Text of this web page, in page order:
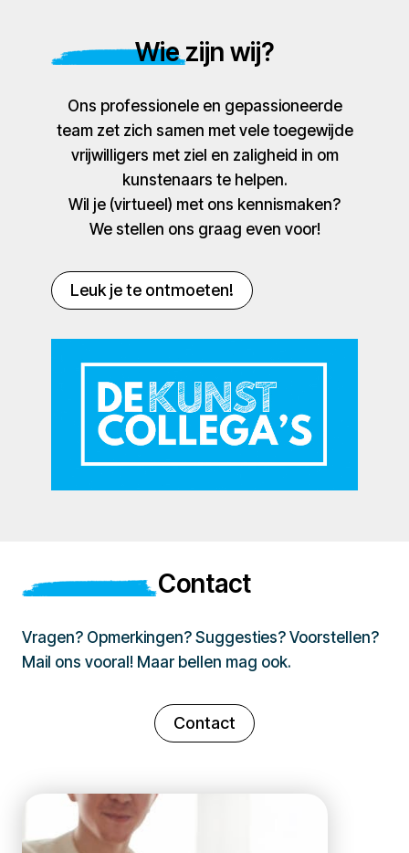
Wie zijn wij?
Ons professionele en gepassioneerde
team zet zich samen met vele toegewijde
vrijwilligers met ziel en zaligheid in om
kunstenaars te helpen.
Wil je (virtueel) met ons kennismaken?
We stellen ons graag even voor!
Leuk je te ontmoeten!
Contact
Vragen? Opmerkingen? Suggesties? Voorstellen?
Mail ons vooral! Maar bellen mag ook.
Contact